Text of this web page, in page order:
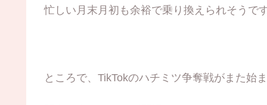
忙しい月末月初も余裕で乗り換えられそうです
ところで、TikTokのハチミツ争奪戦がまた始ま